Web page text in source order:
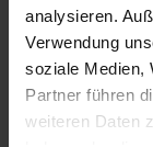
analysieren.
Verwendung
soziale Medien,
Partner führen
weiteren Daten
Amount: